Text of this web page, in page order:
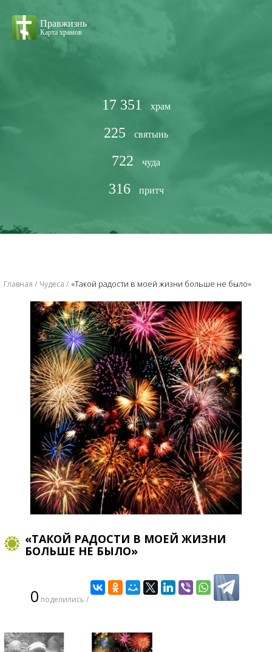
Правжизнь
Карта храмов
17 351 храм
225 святынь
722 чуда
316 притч
Главная Чудеса ​«Такой радости в моей жизни больше не было»
​«ТАКОЙ РАДОСТИ В МОЕЙ ЖИЗНИ
БОЛЬШЕ НЕ БЫЛО»
0 поделились /